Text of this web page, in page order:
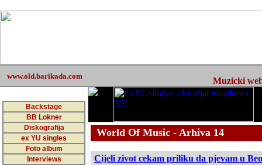
www.old.barikada.com Muzicki
Backstage
BB Lokner
Diskografija
ex YU singles
Foto album
Interviews
World Of Music - Arhiva 14
Cijeli zivot cekam priliku da pjevam u